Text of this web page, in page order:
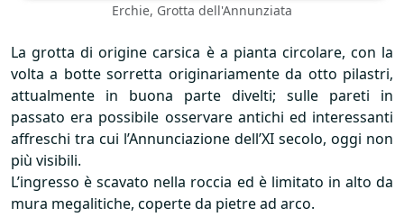
Erchie, Grotta dell'Annunziata
La grotta di origine carsica è a pianta circolare, con la
volta a botte sorretta originariamente da otto pilastri,
attualmente in buona parte divelti; sulle pareti in
passato era possibile osservare antichi ed interessanti
affreschi tra cui l’Annunciazione dell’XI secolo, oggi non
più visibili.
L’ingresso è scavato nella roccia ed è limitato in alto da
mura megalitiche, coperte da pietre ad arco.